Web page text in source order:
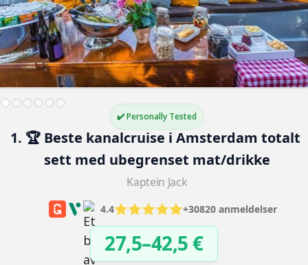
✔️ Personally Tested
1. 🏆 Beste kanalcruise i Amsterdam totalt
sett med ubegrenset mat/drikke
Kaptein Jack
4.4 +30820 anmeldelser
27,5–42,5 €